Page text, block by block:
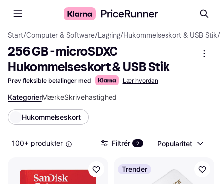
Start/Computer & Software/Lagring/Hukommelseskort & USB Stik/
256 GB - microSDXC
Hukommelseskort & USB Stik
Prøv fleksible betalinger med Lær hvordan
KategorierMærkeSkrivehastighed
Hukommelseskort
100+ produkter Filtrér 2 Popularitet
Trender